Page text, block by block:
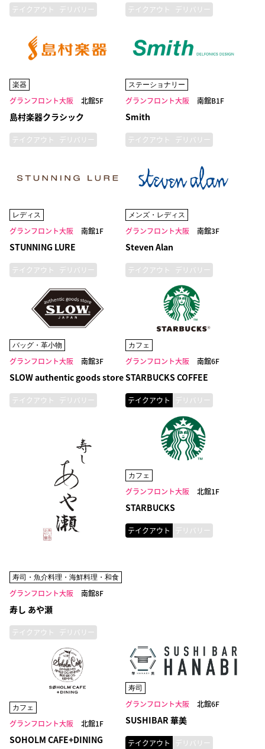
テイクアウト デリバリー テイクアウト デリバリー
楽器
グランフロント大阪 北館5F
島村楽器クラシック
テイクアウト デリバリー
ステーショナリー
グランフロント大阪 南館B1F
Smith
テイクアウト デリバリー
レディス
グランフロント大阪 南館1F
STUNNING LURE
テイクアウト デリバリー
メンズ・レディス
グランフロント大阪 南館3F
Steven Alan
テイクアウト デリバリー
バッグ・革小物
グランフロント大阪 南館3F
SLOW authentic goods store
テイクアウト デリバリー
カフェ
グランフロント大阪 南館6F
STARBUCKS COFFEE
テイクアウト デリバリー
寿司・魚介料理・海鮮料理・和食
グランフロント大阪 南館8F
寿し あや瀬
テイクアウト デリバリー
カフェ
グランフロント大阪 北館1F
STARBUCKS
テイクアウト デリバリー
カフェ
グランフロント大阪 北館1F
SOHOLM CAFE+DINING
寿司
グランフロント大阪 北館6F
SUSHIBAR 華美
テイクアウト デリバリー